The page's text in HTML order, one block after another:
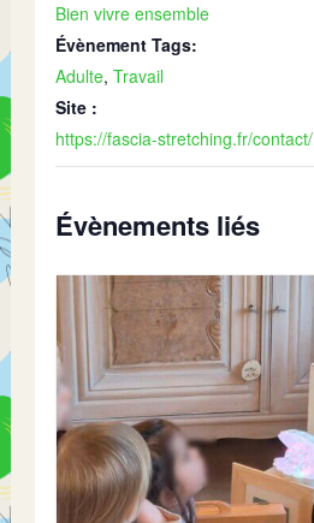
Bien vivre ensemble
Évènement Tags:
Adulte,Travail
Site :
https://fascia-stretching.fr/contact/
Évènements liés